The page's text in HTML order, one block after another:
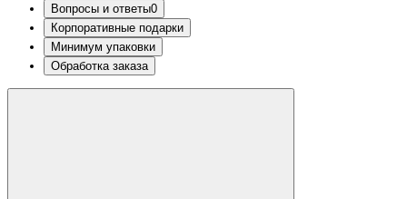
Вопросы и ответы0
Корпоративные подарки
Минимум упаковки
Обработка заказа